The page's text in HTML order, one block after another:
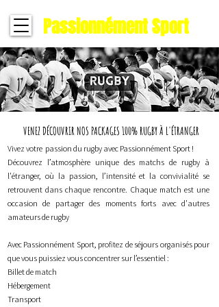
Passionnément Sport
VENEZ DÉCOUVRIR NOS PACKAGES 100% RUGBY À L'ÉTRANGER
Embarquez pour des séjours rugby
uniques tout compris
Vivez votre passion du rugby avec Passionnément Sport !
Découvrez l’atmosphère unique des matchs de rugby à
l'étranger, où la passion, l’intensité et la convivialité se
retrouvent dans chaque rencontre. Chaque match est une
occasion de partager des moments forts avec d'autres
amateurs de rugby
Avec Passionnément Sport, profitez de séjours organisés pour
que vous puissiez vous concentrer sur l’essentiel : ​​
Billet de match
Hébergement
Transport